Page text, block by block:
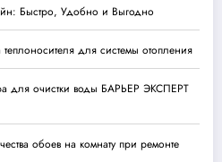
Быстро, Удобно и Выгодно
для системы отопления
для очистки воды БАРЬЕР ЭКСПЕРТ
обоев на комнату при ремонте